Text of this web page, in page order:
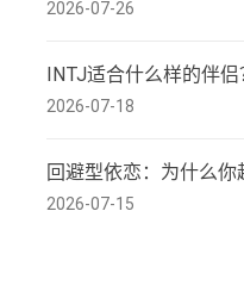
2026-07-26
INTJ适合什么样的伴
2026-07-18
回避型依恋：为什么
2026-07-15